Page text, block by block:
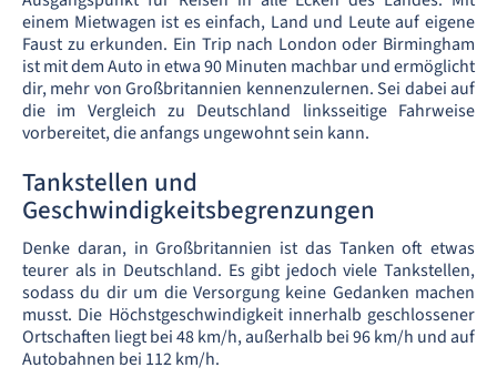
einem Mietwagen ist es einfach, Land und Leute auf eigene
Faust zu erkunden. Ein Trip nach London oder Birmingham
ist mit dem Auto in etwa 90 Minuten machbar und ermöglicht
dir, mehr von Großbritannien kennenzulernen. Sei dabei auf
die im Vergleich zu Deutschland linksseitige Fahrweise
vorbereitet, die anfangs ungewohnt sein kann.
Tankstellen und
Geschwindigkeitsbegrenzungen
Denke daran, in Großbritannien ist das Tanken oft etwas
teurer als in Deutschland. Es gibt jedoch viele Tankstellen,
sodass du dir um die Versorgung keine Gedanken machen
musst. Die Höchstgeschwindigkeit innerhalb geschlossener
Ortschaften liegt bei 48 km/h, außerhalb bei 96 km/h und auf
Autobahnen bei 112 km/h.